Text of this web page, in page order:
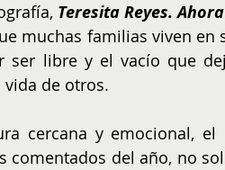
Teresita Reyes.
muchas familias viven
ser libre y el vacío que
de otros.
cercana y emocional,
comentados del año, no